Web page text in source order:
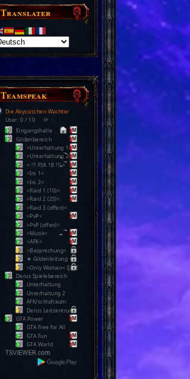
Translater
Teamspeak
Die Abyssischen Wächter
User: 0 / 10 ⟳
Eingangshalle
Gildenbereich
>Unterhaltung 1<
>Unterhaltung 2<
> !!! FSK 18 !!! <
>Ini 1<
>Ini 2<
>Raid 1 (10)<
>Raid 2 (25)<
>Raid 3 (offen)<
>PvP<
>PvP (offen)<
>Musik<
>AFK<
>Besprechung<
★ Gildenleitung ★
>Only Woman< Ƹ̵̡Ӝ̵̨̄Ʒ
Derus Spielebereich
Unterhaltung
Unterhaltung 2
AFK/schlafraum
Derus Leitzentrum
GTA Power
GTA Free for All
GTA Fun
GTA World